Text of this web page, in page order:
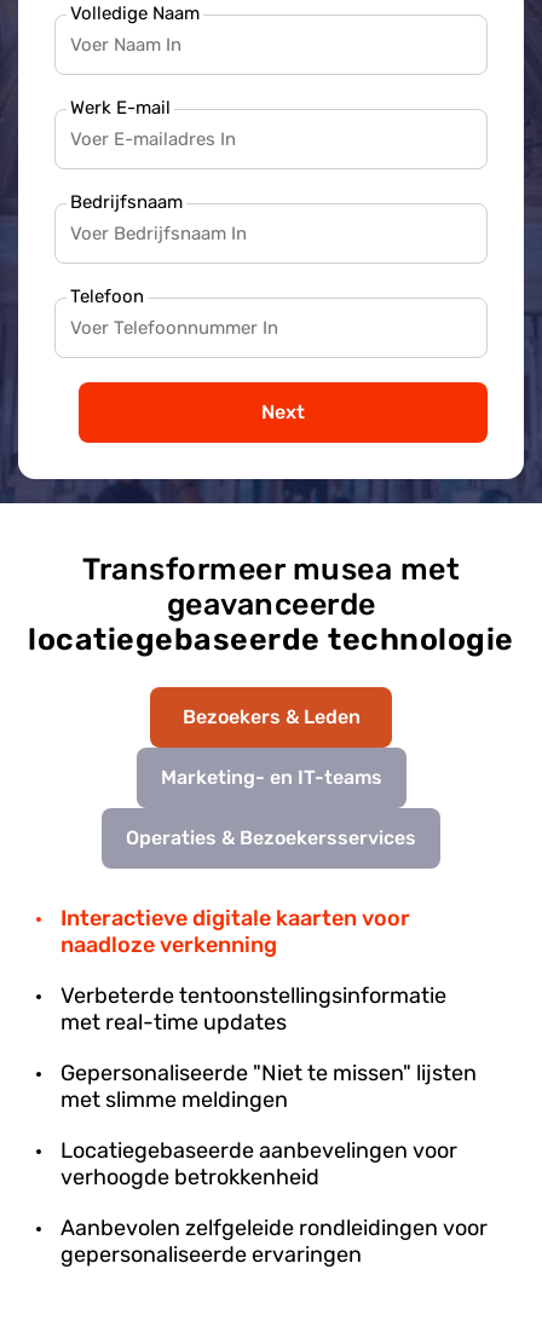
Volledige Naam
Werk E-mail
Bedrijfsnaam
Telefoon
Next
Transformeer musea met
geavanceerde
locatiegebaseerde technologie
Bezoekers & Leden
Marketing- en IT-teams
Operaties & Bezoekersservices
Interactieve digitale kaarten voor
naadloze verkenning
Verbeterde tentoonstellingsinformatie
met real-time updates
Gepersonaliseerde "Niet te missen" lijsten
met slimme meldingen
Locatiegebaseerde aanbevelingen voor
verhoogde betrokkenheid
Aanbevolen zelfgeleide rondleidingen voor
gepersonaliseerde ervaringen